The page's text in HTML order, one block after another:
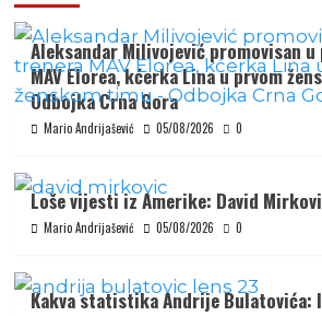
Aleksandar Milivojević promovisan
MAV Elorea, kćerka Lina u prvom
Odbojka Crna Gora
Mario Andrijašević 05/08/2026 0
Loše vijesti iz Amerike: David
Mario Andrijašević 05/08/2026 0
Kakva statistika Andrije Bulatovića: